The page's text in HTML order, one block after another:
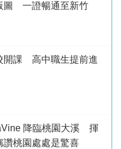
圖 一證暢通至新竹
開課 高中職生提前進
降臨桃園大溪 揮
讚桃園處處是驚喜